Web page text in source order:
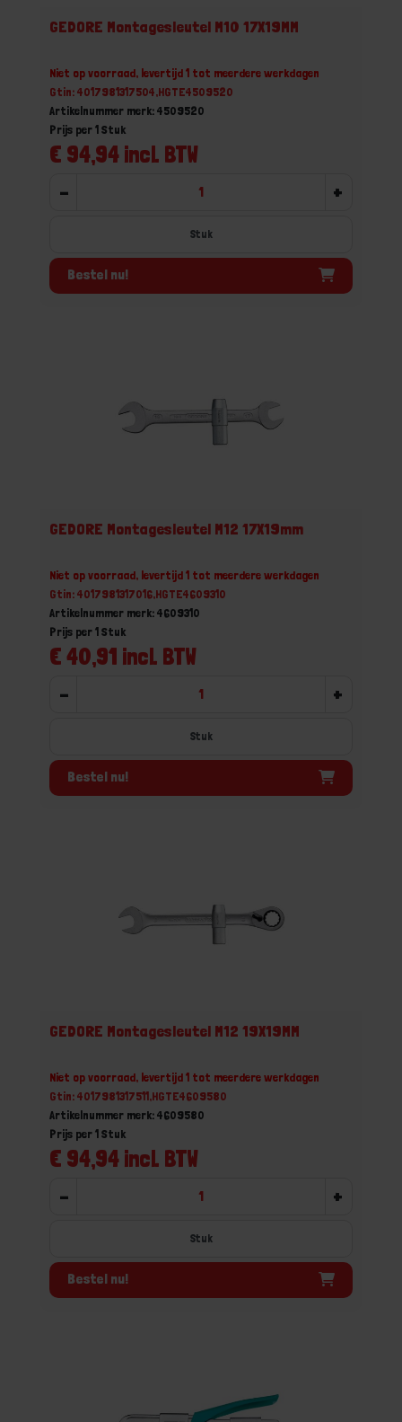
GEDORE Montagesleutel M10 17X19MM
Niet op voorraad, levertijd 1 tot meerdere werkdagen
Gtin: 4017981317504,HGTE4509520
Artikelnummer merk: 4509520
€ 94,94 incl. BTW
Prijs per 1 Stuk
- +
Stuk
Bestel nu!
GEDORE Montagesleutel M12 17X19mm
Niet op voorraad, levertijd 1 tot meerdere werkdagen
Gtin: 4017981317016,HGTE4609310
Artikelnummer merk: 4609310
€ 40,91 incl. BTW
Prijs per 1 Stuk
- +
Stuk
Bestel nu!
GEDORE Montagesleutel M12 19X19MM
Niet op voorraad, levertijd 1 tot meerdere werkdagen
Gtin: 4017981317511,HGTE4609580
Artikelnummer merk: 4609580
€ 94,94 incl. BTW
Prijs per 1 Stuk
- +
Stuk
Bestel nu!